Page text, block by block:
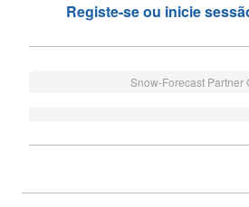
Registe-se ou inicie
Snow-Forecast Partner